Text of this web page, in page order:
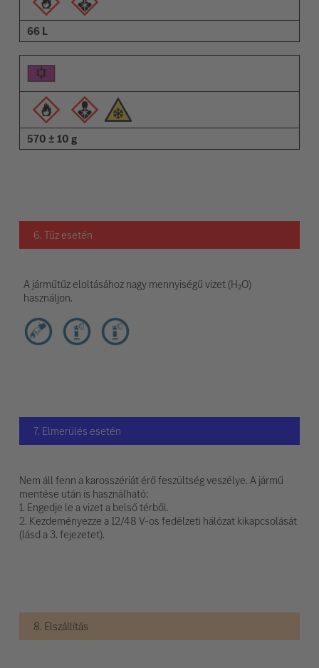
66 L
570 ± 10 g
6. Tűz esetén
A járműtűz eloltásához nagy mennyiségű vizet (H₂O)
használjon.
7. Elmerülés esetén
Nem áll fenn a karosszériát érő feszültség veszélye. A jármű
mentése után is használható:
1. Engedje le a vizet a belső térből.
2. Kezdeményezze a 12/48 V-os fedélzeti hálózat kikapcsolását
(lásd a 3. fejezetet).
8. Elszállítás